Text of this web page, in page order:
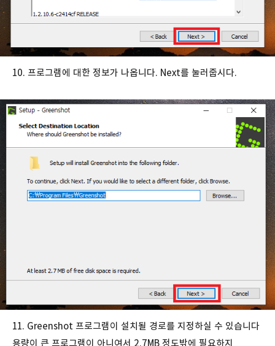
10. 프로그램에 대한 정보가 나옵니다. Next를 눌러줍시다.
11. Greenshot 프로그램이 설치될 경로를 지정하실 수 있습니다
용량이 큰 프로그램이 아니여서 2.7MB 정도밖에 필요하지